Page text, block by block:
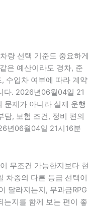
량 선택 기준도 중요하게
은 예산이라도 경차, 준
수입차 여부에 따라 계약
다. 2026년06월04일 21
문제가 아니라 실제 운행
담, 보험 조건, 정비 편의
년06월04일 21시16분
무조건 가능한지보다 현
차종의 다른 등급 선택이
달라지는지, 무과금RPG
는지를 함께 보는 편이 좋